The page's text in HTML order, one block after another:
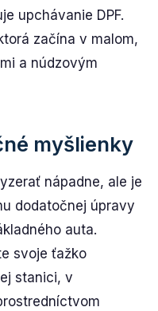
upchávanie DPF.
začína v malom,
a núdzovým
myšlienky
nápadne, ale je
dodatočnej úpravy
auta.
svoje ťažko
stanici, v